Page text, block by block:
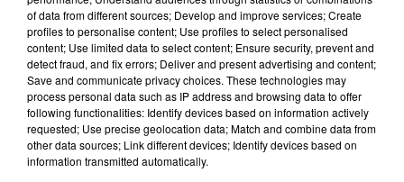
Futuroscope Xperiences !
Le Duel - Gagnez votre balade
en jet ski !
of data from different sources; Develop and improve services; Create
profiles to personalise content; Use profiles to select personalised
content; Use limited data to select content; Ensure security, prevent and
detect fraud, and fix errors; Deliver and present advertising and content;
Save and communicate privacy choices. These technologies may
process personal data such as IP address and browsing data to offer
following functionalities: Identify devices based on information actively
requested; Use precise geolocation data; Match and combine data from
other data sources; Link different devices; Identify devices based on
information transmitted automatically.